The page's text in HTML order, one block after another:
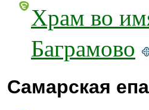
Храм во
Баграмово
Самарская